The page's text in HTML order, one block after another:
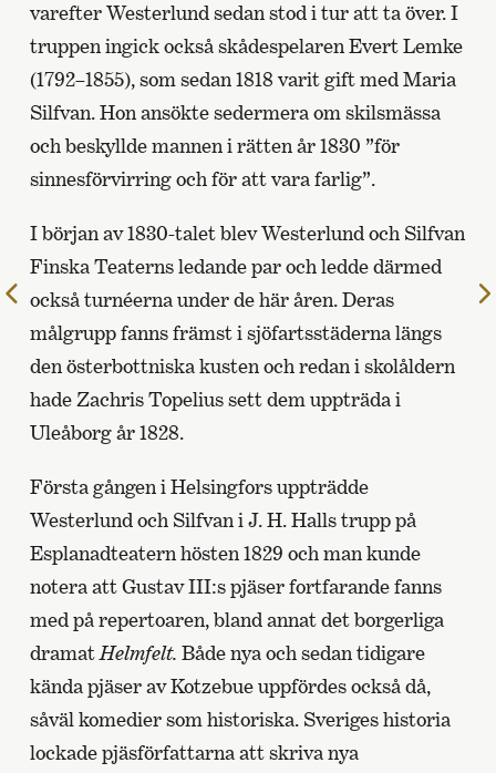
varefter Westerlund sedan stod i tur att ta över. I
truppen ingick också skådespelaren Evert Lemke
(1792–1855), som sedan 1818 varit gift med Maria
Silfvan. Hon ansökte sedermera om skilsmässa
och beskyllde mannen i rätten år 1830 ”för
sinnesförvirring och för att vara farlig”.
I början av 1830-talet blev Westerlund och Silfvan
Finska Teaterns ledande par och ledde därmed
också turnéerna under de här åren. Deras
målgrupp fanns främst i sjöfartsstäderna längs
den österbottniska kusten och redan i skolåldern
hade Zachris Topelius sett dem uppträda i
Uleåborg år 1828.
Första gången i Helsingfors uppträdde
Westerlund och Silfvan i J. H. Halls trupp på
Esplanadteatern hösten 1829 och man kunde
notera att Gustav III:s pjäser fortfarande fanns
med på repertoaren, bland annat det borgerliga
dramatHelmfelt. Både nya och sedan tidigare
kända pjäser av Kotzebue uppfördes också då,
såväl komedier som historiska. Sveriges historia
lockade pjäsförfattarna att skriva nya
Till
föregående
sida